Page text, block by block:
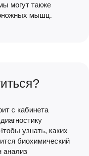
могут также
мышц.
с кабинета
узнать, каких
биохимический
анализ